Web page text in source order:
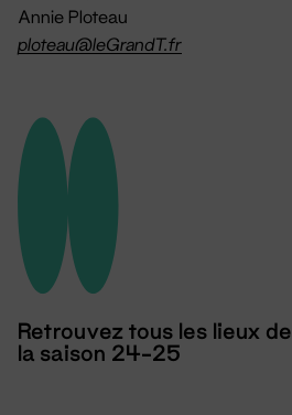
Annie Ploteau
ploteau@leGrandT.fr
Retrouvez tous les lieux de
la saison 24-25